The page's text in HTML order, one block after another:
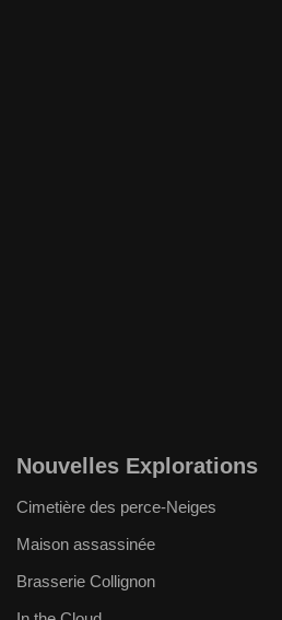
Nouvelles Explorations
Cimetière des perce-Neiges
Maison assassinée
Brasserie Collignon